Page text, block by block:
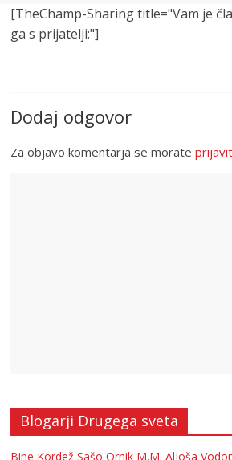
[TheChamp-Sharing title="Vam je
ga s prijatelji:"]
Dodaj odgovor
Za objavo komentarja se morate
Blogarji Drugega sveta
Bine Kordež Sašo Ornik M.M. Aljoša